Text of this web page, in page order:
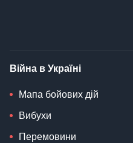
Війна в Україні
Мапа бойових дій
Вибухи
Перемовини